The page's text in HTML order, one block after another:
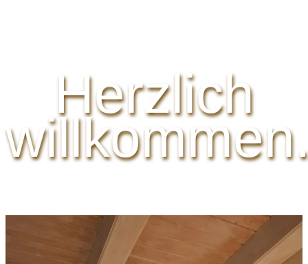
Herzlich